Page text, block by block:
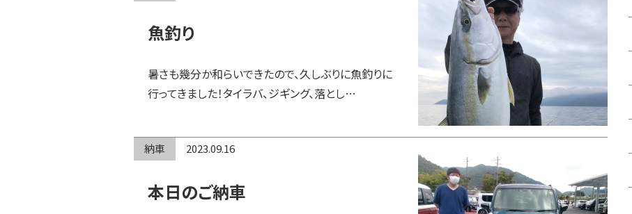
魚釣り
暑さも幾分か和らいできたので、久しぶりに魚釣りに
行ってきました！タイラバ、ジギング、落とし…
納車 2023.09.16
本日のご納車